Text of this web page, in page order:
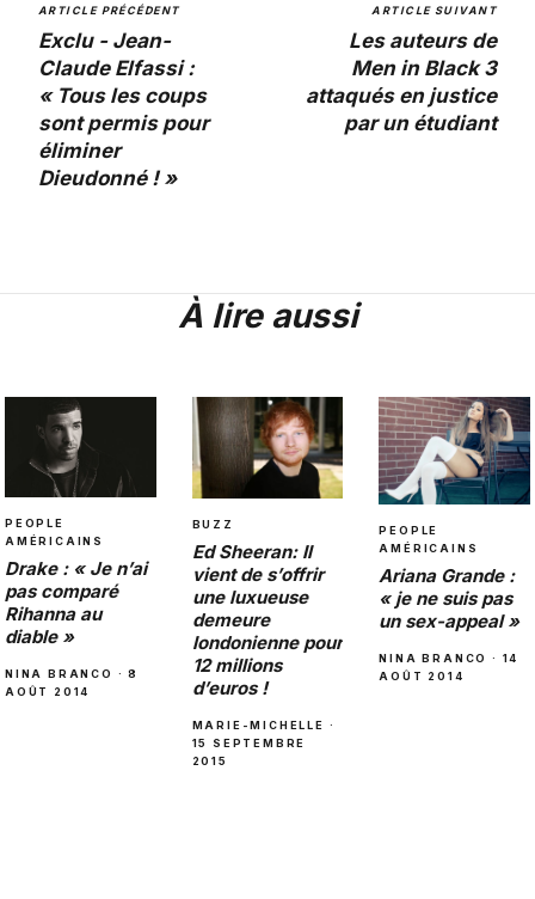
ARTICLE PRÉCÉDENT
Exclu - Jean-
Claude Elfassi :
« Tous les coups
sont permis pour
éliminer
Dieudonné ! »
ARTICLE SUIVANT
Les auteurs de
Men in Black 3
attaqués en justice
par un étudiant
À lire aussi
PEOPLE
AMÉRICAINS
Drake : « Je n’ai
pas comparé
Rihanna au
diable »
NINA BRANCO · 8
AOÛT 2014
BUZZ
Ed Sheeran: Il
vient de s’offrir
une luxueuse
demeure
londonienne pour
12 millions
d’euros !
MARIE-MICHELLE ·
15 SEPTEMBRE
2015
PEOPLE
AMÉRICAINS
Ariana Grande :
« je ne suis pas
un sex-appeal »
NINA BRANCO · 14
AOÛT 2014